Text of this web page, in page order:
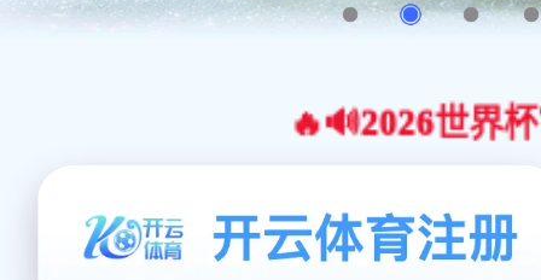
🔥🔊2026世界杯官网